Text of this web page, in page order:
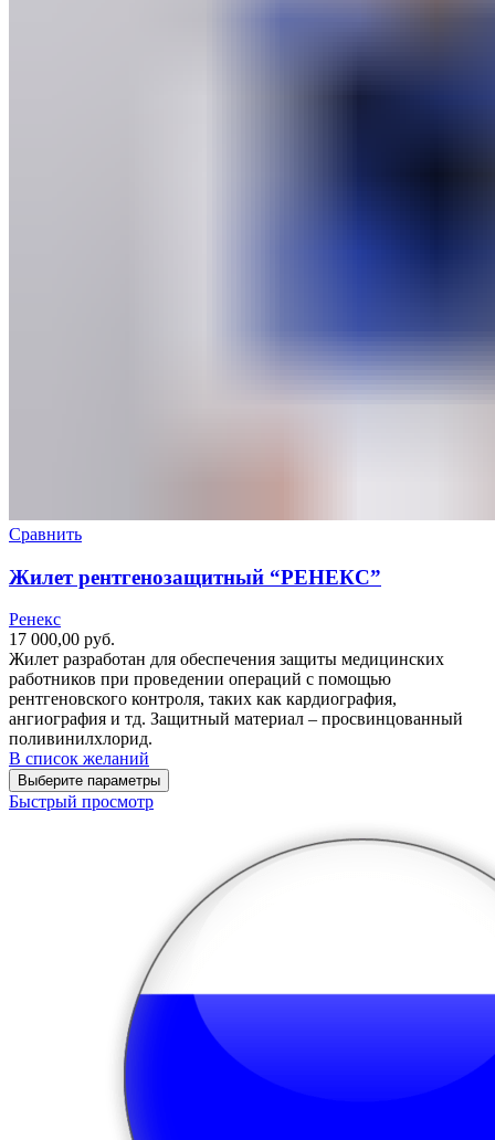
Сравнить
Жилет рентгенозащитный “РЕНЕКС”
Ренекс
17 000,00 руб.
Жилет разработан для обеспечения защиты медицинских
работников при проведении операций с помощью
рентгеновского контроля, таких как кардиография,
ангиография и тд. Защитный материал – просвинцованный
поливинилхлорид.
В список желаний
Выберите параметры
Быстрый просмотр